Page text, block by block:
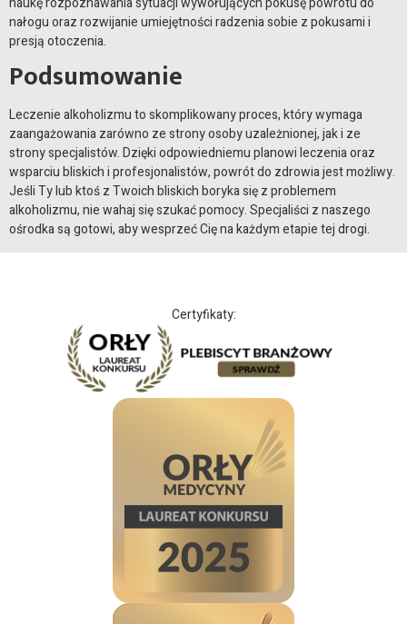
nałogu oraz rozwijanie umiejętności radzenia sobie z pokusami i
presją otoczenia.
Podsumowanie
Leczenie alkoholizmu to skomplikowany proces, który wymaga
zaangażowania zarówno ze strony osoby uzależnionej, jak i ze
strony specjalistów. Dzięki odpowiedniemu planowi leczenia oraz
wsparciu bliskich i profesjonalistów, powrót do zdrowia jest możliwy.
Jeśli Ty lub ktoś z Twoich bliskich boryka się z problemem
alkoholizmu, nie wahaj się szukać pomocy. Specjaliści z naszego
ośrodka są gotowi, aby wesprzeć Cię na każdym etapie tej drogi.
Certyfikaty: